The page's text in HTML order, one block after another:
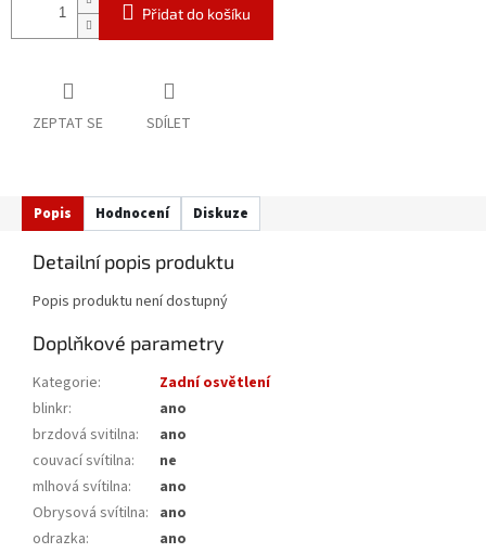
Přidat do košíku
ZEPTAT SE SDÍLET
Popis Hodnocení Diskuze
Detailní popis produktu
Popis produktu není dostupný
Doplňkové parametry
Kategorie:
Zadní osvětlení
blinkr:
ano
brzdová svitilna:
ano
couvací svítilna:
ne
mlhová svítilna:
ano
Obrysová svítilna: ano
odrazka:
ano